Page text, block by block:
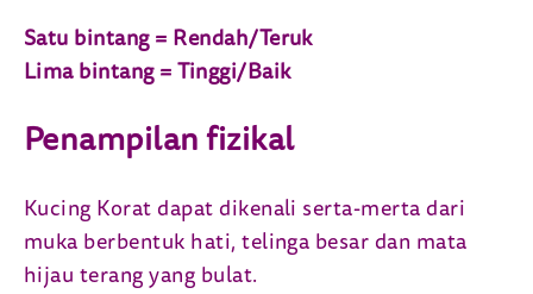
Satu bintang = Rendah/Teruk
Lima bintang = Tinggi/Baik
Penampilan fizikal
Kucing Korat dapat dikenali serta-merta dari
muka berbentuk hati, telinga besar dan mata
hijau terang yang bulat.